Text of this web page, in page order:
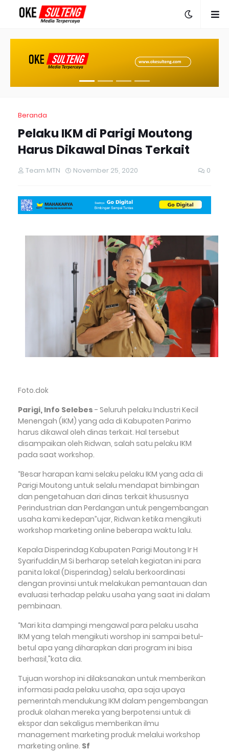
Beranda
Pelaku IKM di Parigi Moutong
Harus Dikawal Dinas Terkait
Team MTN November 25, 2020 0
Foto.dok
Parigi, Info Selebes - Seluruh pelaku Industri Kecil
Menengah (IKM) yang ada di Kabupaten Parimo
harus dikawal oleh dinas terkait. Hal tersebut
disampaikan oleh Ridwan, salah satu pelaku IKM
pada saat workshop.
“Besar harapan kami selaku pelaku IKM yang ada di
Parigi Moutong untuk selalu mendapat bimbingan
dan pengetahuan dari dinas terkait khususnya
Perindustrian dan Perdangan untuk pengembangan
usaha kami kedepan”ujar, Ridwan ketika mengikuti
workshop marketing online beberapa waktu lalu.
Kepala Disperindag Kabupaten Parigi Moutong Ir H
Syarifuddin,M Si berharap setelah kegiatan ini para
panita lokal (Disperindag) selalu berkoordinasi
dengan provinsi untuk melakukan pemantauan dan
evaluasi terhadap pelaku usaha yang saat ini dalam
pembinaan.
“Mari kita dampingi mengawal para pelaku usaha
IKM yang telah mengikuti worshop ini sampai betul-
betul apa yang diharapkan dari program ini bisa
berhasil,"kata dia.
Tujuan worshop ini dilaksanakan untuk memberikan
informasi pada pelaku usaha, apa saja upaya
pemerintah mendukung IKM dalam pengembangan
produk olahan mereka yang berpotensi untuk di
ekspor dan sekaligus memberikan ilmu
management marketing produk melalui workshop
marketing online. Sf